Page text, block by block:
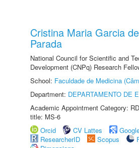
Cristina Maria Garcia
Parada
National Council for Scientific and
Development (CNPq) Research
School: Faculdade de Medicina
Department: DEPARTAMENTO DE
Academic Appointment Category:
title: MS-6
Orcid
CV Lattes
ResearcherID
Scopus